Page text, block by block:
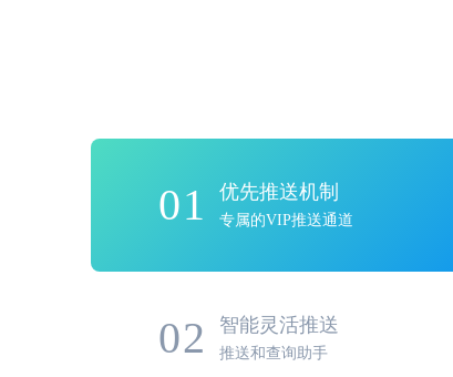
01 优先推送机制
专属的VIP推送通道
02 智能灵活推送
推送和查询助手